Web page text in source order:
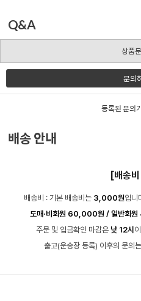
Q&A
상품
문의
등록된 문의
배송 안내
[배송
배송비 : 기본 배송비는 3,000원입니
도매·비회원 60,000원 / 일반회
주문 및 입금확인 마감은 낮 12시
출고(운송장 등록) 이후의 문의